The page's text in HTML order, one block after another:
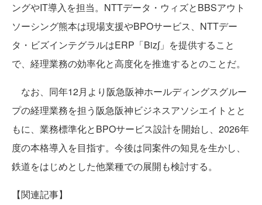
ングやIT導入を担当。NTTデータ・ウィズとBBSアウト
ソーシング熊本は現場支援やBPOサービス、NTTデー
タ・ビズインテグラルはERP「Biz∫」を提供すること
で、経理業務の効率化と高度化を推進するとのことだ。
なお、同年12月より阪急阪神ホールディングスグルー
プの経理業務を担う阪急阪神ビジネスアソシエイトとと
もに、業務標準化とBPOサービス設計を開始し、2026年
度の本格導入を目指す。今後は同案件の知見を生かし、
鉄道をはじめとした他業種での展開も検討する。
【関連記事】